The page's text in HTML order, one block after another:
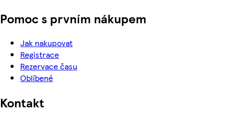
Pomoc s prvním nákupem
Jak nakupovat
Registrace
Rezervace času
Oblíbené
Kontakt